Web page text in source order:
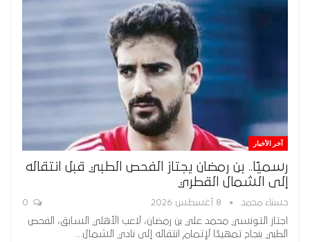
آخر الأخبار
رسميًا.. بن رمضان يجتاز الفحص الطبي قبل انتقاله
إلى الشمال القطري
حسناء محمد 8 أغسطس 2026
اجتاز التونسي محمد علي بن رمضان، لاعب الأهلي السابق، الفحص
الطبي بنجاح تمهيدًا لإتمام انتقاله إلى نادي الشمال…